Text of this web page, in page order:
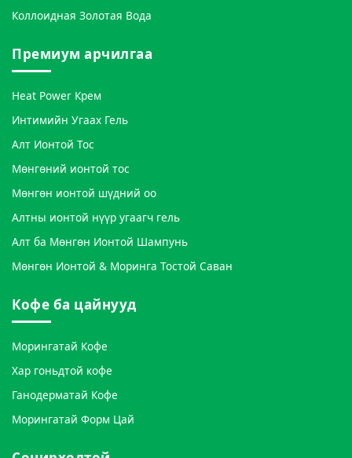
Коллоидная Золотая Вода
Премиум арчилгаа
Heat Power Крем
Интимийн Угаах Гель
Алт Ионтой Тос
Мөнгөний ионтой тос
Мөнгөн ионтой шүдний оо
Алтны ионтой нүүр угаагч гель
Алт ба Мөнгөн Ионтой Шампунь
Мөнгөн Ионтой & Моринга Тостой Саван
Кофе ба цайнууд
Морингатай Кофе
Хар гоньдтой кофе
Ганодерматай Кофе
Морингатай Форм Цай